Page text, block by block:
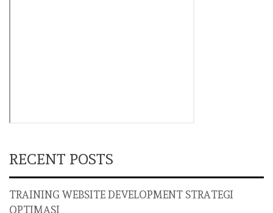
RECENT POSTS
TRAINING WEBSITE DEVELOPMENT STRATEGI
OPTIMASI